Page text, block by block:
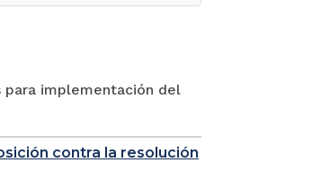
para implementación del
contra la resolución